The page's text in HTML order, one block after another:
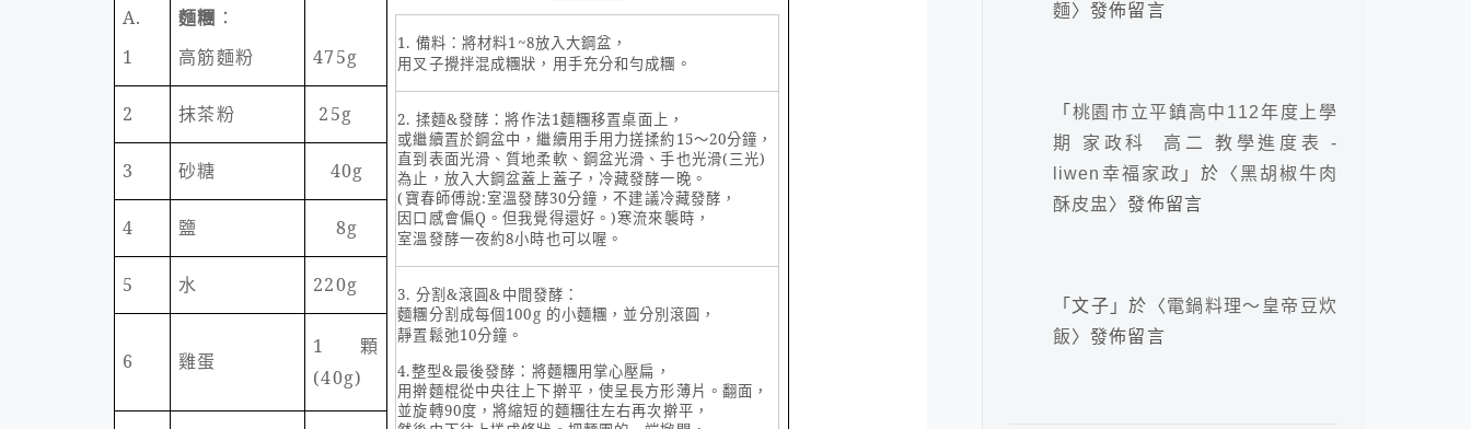
1. 備料：將材料1~8放入大鋼盆，
用叉子攪拌混成糰狀，用手充分和勻成糰。
2. 揉麵&發酵：將作法1麵糰移置桌面上，
或繼續置於鋼盆中，繼續用手用力搓揉約15～20分鐘，
直到表面光滑、質地柔軟、鋼盆光滑、手也光滑(三光)
為止，放入大鋼盆蓋上蓋子，冷藏發酵一晚。
( 寶春師傅說:室溫發酵30分鐘，不建議冷藏發酵，
因口感會偏Q 。但我覺得還好。)寒流來襲時，
室溫發酵一夜約8小時也可以喔。
3. 分割 &滾圓&中間發酵：
麵糰分割成每個100g 的小麵糰，並分別滾圓，
靜置鬆弛10分鐘。
4.整型&最後發酵：將麵糰用掌心壓扁，
用擀麵棍從中央往上下擀平，使呈長方形薄片。翻面，
並旋轉90度，將縮短的麵糰往左右再次擀平，
A.
1
麵糰 ：
高筋麵粉
475g
2 抹茶粉 25g
3 砂糖 40g
4 鹽 8g
5 水 220g
6 雞蛋
1
顆
(40g)
麵〉發佈留言
「 桃園市立平鎮高中112年度上學
期 家政科 高二 教學進度表 -
liwen幸福家政 」於〈 黑胡椒牛肉
酥皮盅 〉發佈留言
「文子 」於〈電鍋料理～皇帝豆炊
飯〉發佈留言